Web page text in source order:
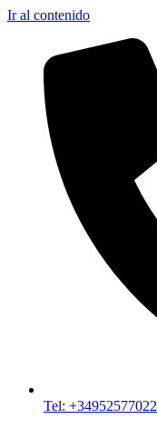
Ir al contenido
Tel: +34952577022